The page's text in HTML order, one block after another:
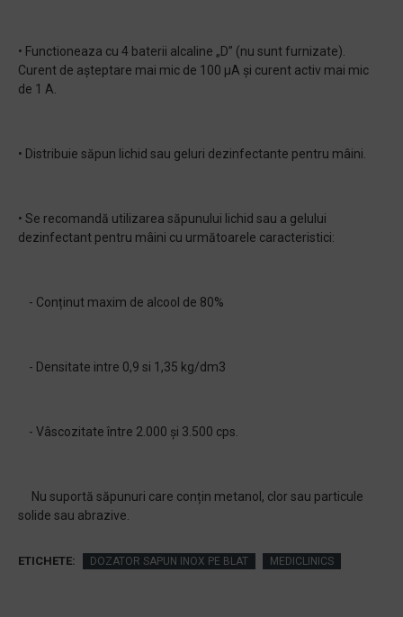
• Functioneaza cu 4 baterii alcaline „D” (nu sunt furnizate).
Curent de așteptare mai mic de 100 µA și curent activ mai mic
de 1 A.
• Distribuie săpun lichid sau geluri dezinfectante pentru mâini.
• Se recomandă utilizarea săpunului lichid sau a gelului
dezinfectant pentru mâini cu următoarele caracteristici:
- Conținut maxim de alcool de 80%
- Densitate intre 0,9 si 1,35 kg/dm3
- Vâscozitate între 2.000 și 3.500 cps.
Nu suportă săpunuri care conțin metanol, clor sau particule
solide sau abrazive.
ETICHETE: DOZATOR SAPUN INOX PE BLAT MEDICLINICS